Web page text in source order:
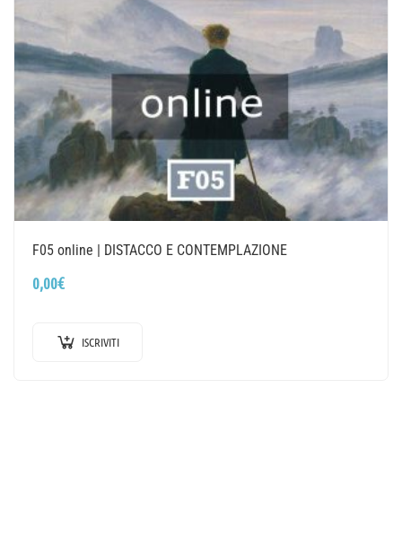
F05 online | DISTACCO E CONTEMPLAZIONE
0,00€
ISCRIVITI